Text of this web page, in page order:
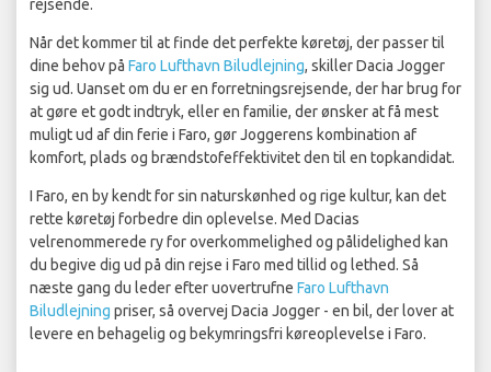
rejsende.
Når det kommer til at finde det perfekte køretøj, der passer til
dine behov på Faro Lufthavn Biludlejning, skiller Dacia Jogger
sig ud. Uanset om du er en forretningsrejsende, der har brug for
at gøre et godt indtryk, eller en familie, der ønsker at få mest
muligt ud af din ferie i Faro, gør Joggerens kombination af
komfort, plads og brændstofeffektivitet den til en topkandidat.
I Faro, en by kendt for sin naturskønhed og rige kultur, kan det
rette køretøj forbedre din oplevelse. Med Dacias
velrenommerede ry for overkommelighed og pålidelighed kan
du begive dig ud på din rejse i Faro med tillid og lethed. Så
næste gang du leder efter uovertrufne Faro Lufthavn
Biludlejning priser, så overvej Dacia Jogger - en bil, der lover at
levere en behagelig og bekymringsfri køreoplevelse i Faro.